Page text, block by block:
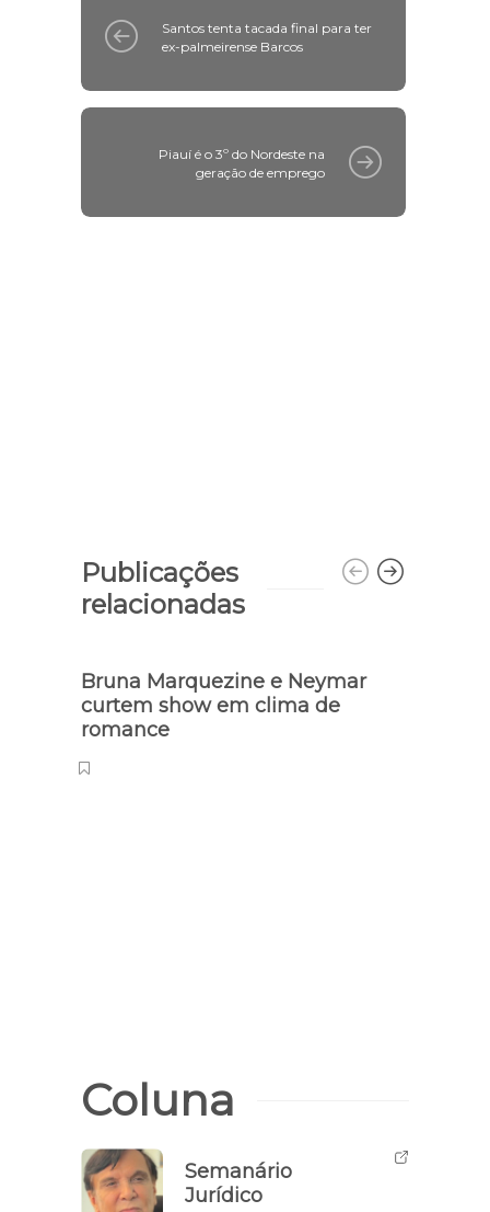
Santos tenta tacada final para ter
ex-palmeirense Barcos
Piauí é o 3º do Nordeste na
geração de emprego
Publicações
relacionadas
Bruna Marquezine e Neymar
curtem show em clima de
romance
Coluna
Semanário
Jurídico